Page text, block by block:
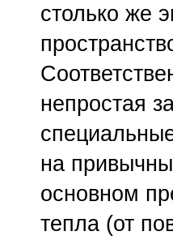
столько же
непростая
на
основном
тепла (от